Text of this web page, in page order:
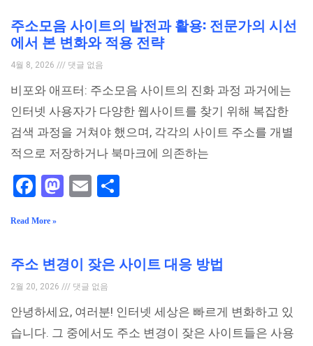
주소모음 사이트의 발전과 활용: 전문가의 시선
에서 본 변화와 적용 전략
4월 8, 2026 댓글 없음
비포와 애프터: 주소모음 사이트의 진화 과정 과거에는
인터넷 사용자가 다양한 웹사이트를 찾기 위해 복잡한
검색 과정을 거쳐야 했으며, 각각의 사이트 주소를 개별
적으로 저장하거나 북마크에 의존하는
Facebook
Mastodon
Email
Read More »
주소 변경이 잦은 사이트 대응 방법
2월 20, 2026 댓글 없음
안녕하세요, 여러분! 인터넷 세상은 빠르게 변화하고 있
습니다. 그 중에서도 주소 변경이 잦은 사이트들은 사용